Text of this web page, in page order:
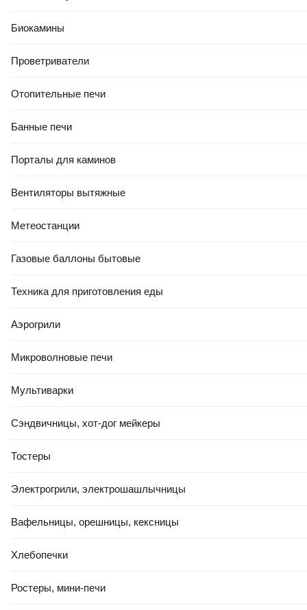
Биокамины
Проветриватели
Отопительные печи
Банные печи
Порталы для каминов
Вентиляторы вытяжные
Метеостанции
Газовые баллоны бытовые
Техника для приготовления еды
Аэрогрили
Микроволновые печи
Мультиварки
Сэндвичницы, хот-дог мейкеры
Тостеры
Электрогрили, электрошашлычницы
Вафельницы, орешницы, кексницы
Хлебопечки
Ростеры, мини-печи